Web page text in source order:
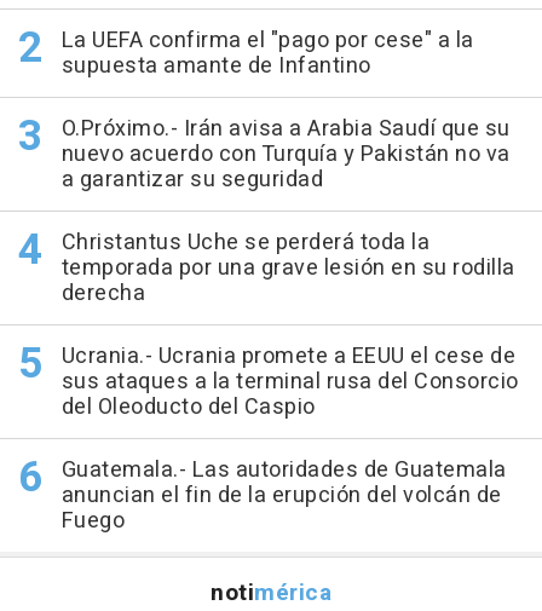
La UEFA confirma el "pago por cese" a la
supuesta amante de Infantino
O.Próximo.- Irán avisa a Arabia Saudí que su
nuevo acuerdo con Turquía y Pakistán no va
a garantizar su seguridad
Christantus Uche se perderá toda la
temporada por una grave lesión en su rodilla
derecha
Ucrania.- Ucrania promete a EEUU el cese de
sus ataques a la terminal rusa del Consorcio
del Oleoducto del Caspio
Guatemala.- Las autoridades de Guatemala
anuncian el fin de la erupción del volcán de
Fuego
notimérica